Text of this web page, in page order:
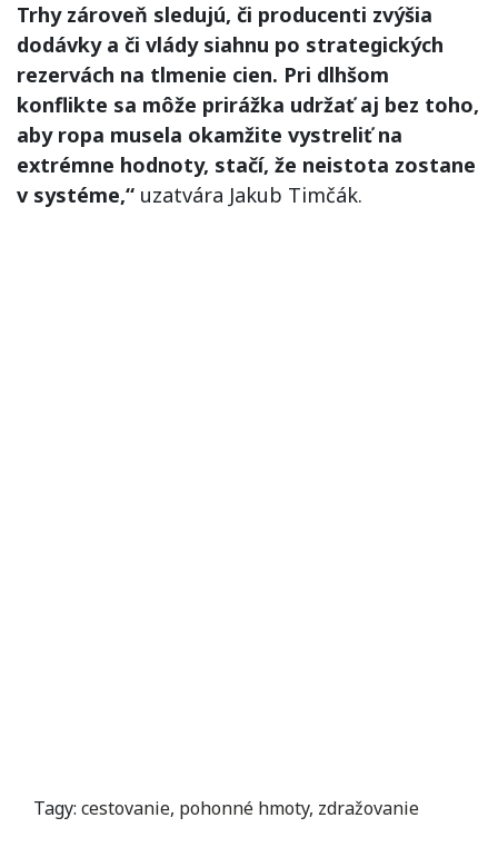
Trhy zároveň sledujú, či producenti zvýšia
dodávky a či vlády siahnu po strategických
rezervách na tlmenie cien. Pri dlhšom
konflikte sa môže prirážka udržať aj bez toho,
aby ropa musela okamžite vystreliť na
extrémne hodnoty, stačí, že neistota zostane
v systéme,“ uzatvára Jakub Timčák.
Tagy: cestovanie, pohonné hmoty, zdražovanie